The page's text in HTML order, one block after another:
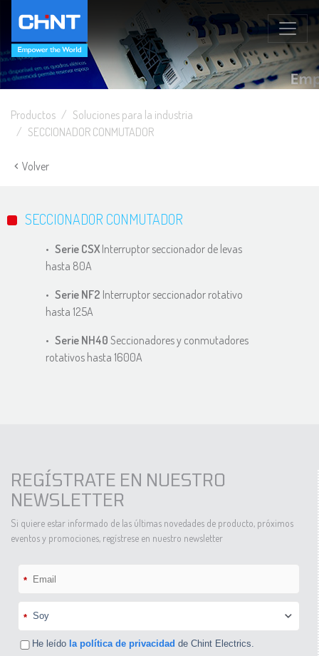
Productos
Soluciones para la industria
SECCIONADOR CONMUTADOR
Volver
SECCIONADOR CONMUTADOR
Serie CSX Interruptor seccionador de levas
hasta 80A
Serie NF2 Interruptor seccionador rotativo
hasta 125A
Serie NH40 Seccionadores y conmutadores
rotativos hasta 1600A
REGÍSTRATE EN NUESTRO
NEWSLETTER
Si quiere estar informado de las últimas novedades de producto, próximos
eventos y promociones, regístrese en nuestro newsletter
*
*
He leído la política de privacidad de Chint Electrics.